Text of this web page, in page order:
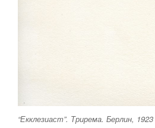
“Екклезиаст”. Трирема. Берлин, 1923